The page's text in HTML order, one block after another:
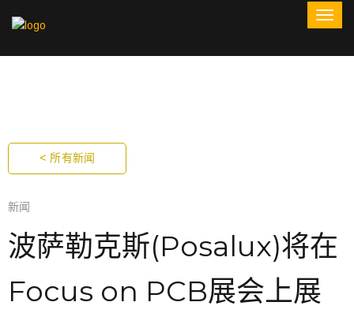
< 所有新闻
新闻
波萨勒克斯(Posalux)将在
Focus on PCB展会上展